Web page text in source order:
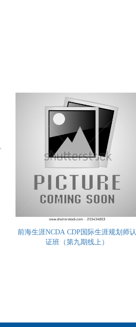
前海生涯NCDA CDP国际生涯规划师认
证班（第九期线上）